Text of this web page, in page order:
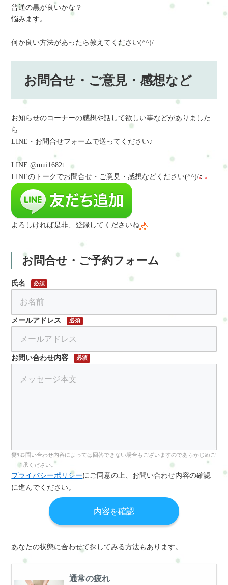
普通の黒が良いかな？
悩みます。
何か良い方法があったら教えてください(^^)/
お問合せ・ご意見・感想など
お知らせのコーナーの感想や話して欲しい事などがありました
ら
LINE・お問合せフォームで送ってください♪
LINE:@mui1682t
LINEのトークでお問合せ・ご意見・感想など ください(^^)/
よろしければ是非、登録してくださいね
お問合せ・ご予約フォーム
氏名 必須
メールアドレス 必須
お問い合わせ内容 必須
お問い合わせ内容によっては回答できない場合もございますのであらかじめご
了承ください。
プライバシーポリシーにご同意の上、お問い合わせ内容の確認
に進んでください。
あなたの状態に合わせて探してみる方法もあります。
通常の疲れ